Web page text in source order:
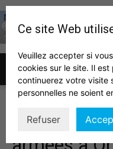
Visite de la
Ce site Web
Veuillez accepter si
cookies sur le site. Il
continuerez votre visite
personnelles ne soient
Refuser